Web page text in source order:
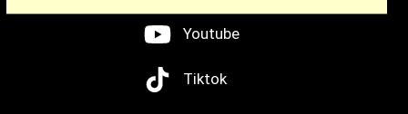
Youtube
Tiktok